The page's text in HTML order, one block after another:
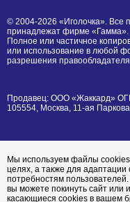
© 2004-2026 «Иголочка». Все
принадлежат фирме «Гамма».
Полное или частичное
или использование в любой
разрешения
Продавец: ООО «Жаккард»
105554, Москва, 11-ая
Мы используем файлы cookies
целях, а также для
потребностям
вы можете покинуть сайт или
касающиеся cookies в вашем